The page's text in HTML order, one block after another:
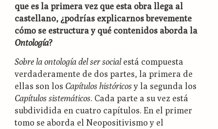
que es la primera vez que esta obra llega al
castellano, ¿podrías explicarnos brevemente
cómo se estructura y qué contenidos aborda la
Ontología?
Sobre la ontología del ser socialestá compuesta
verdaderamente de dos partes, la primera de
ellas son los Capítulos históricosy la segunda los
Capítulos sistemáticos. Cada parte a su vez está
subdividida en cuatro capítulos. En el primer
tomo se aborda el Neopositivismo y el